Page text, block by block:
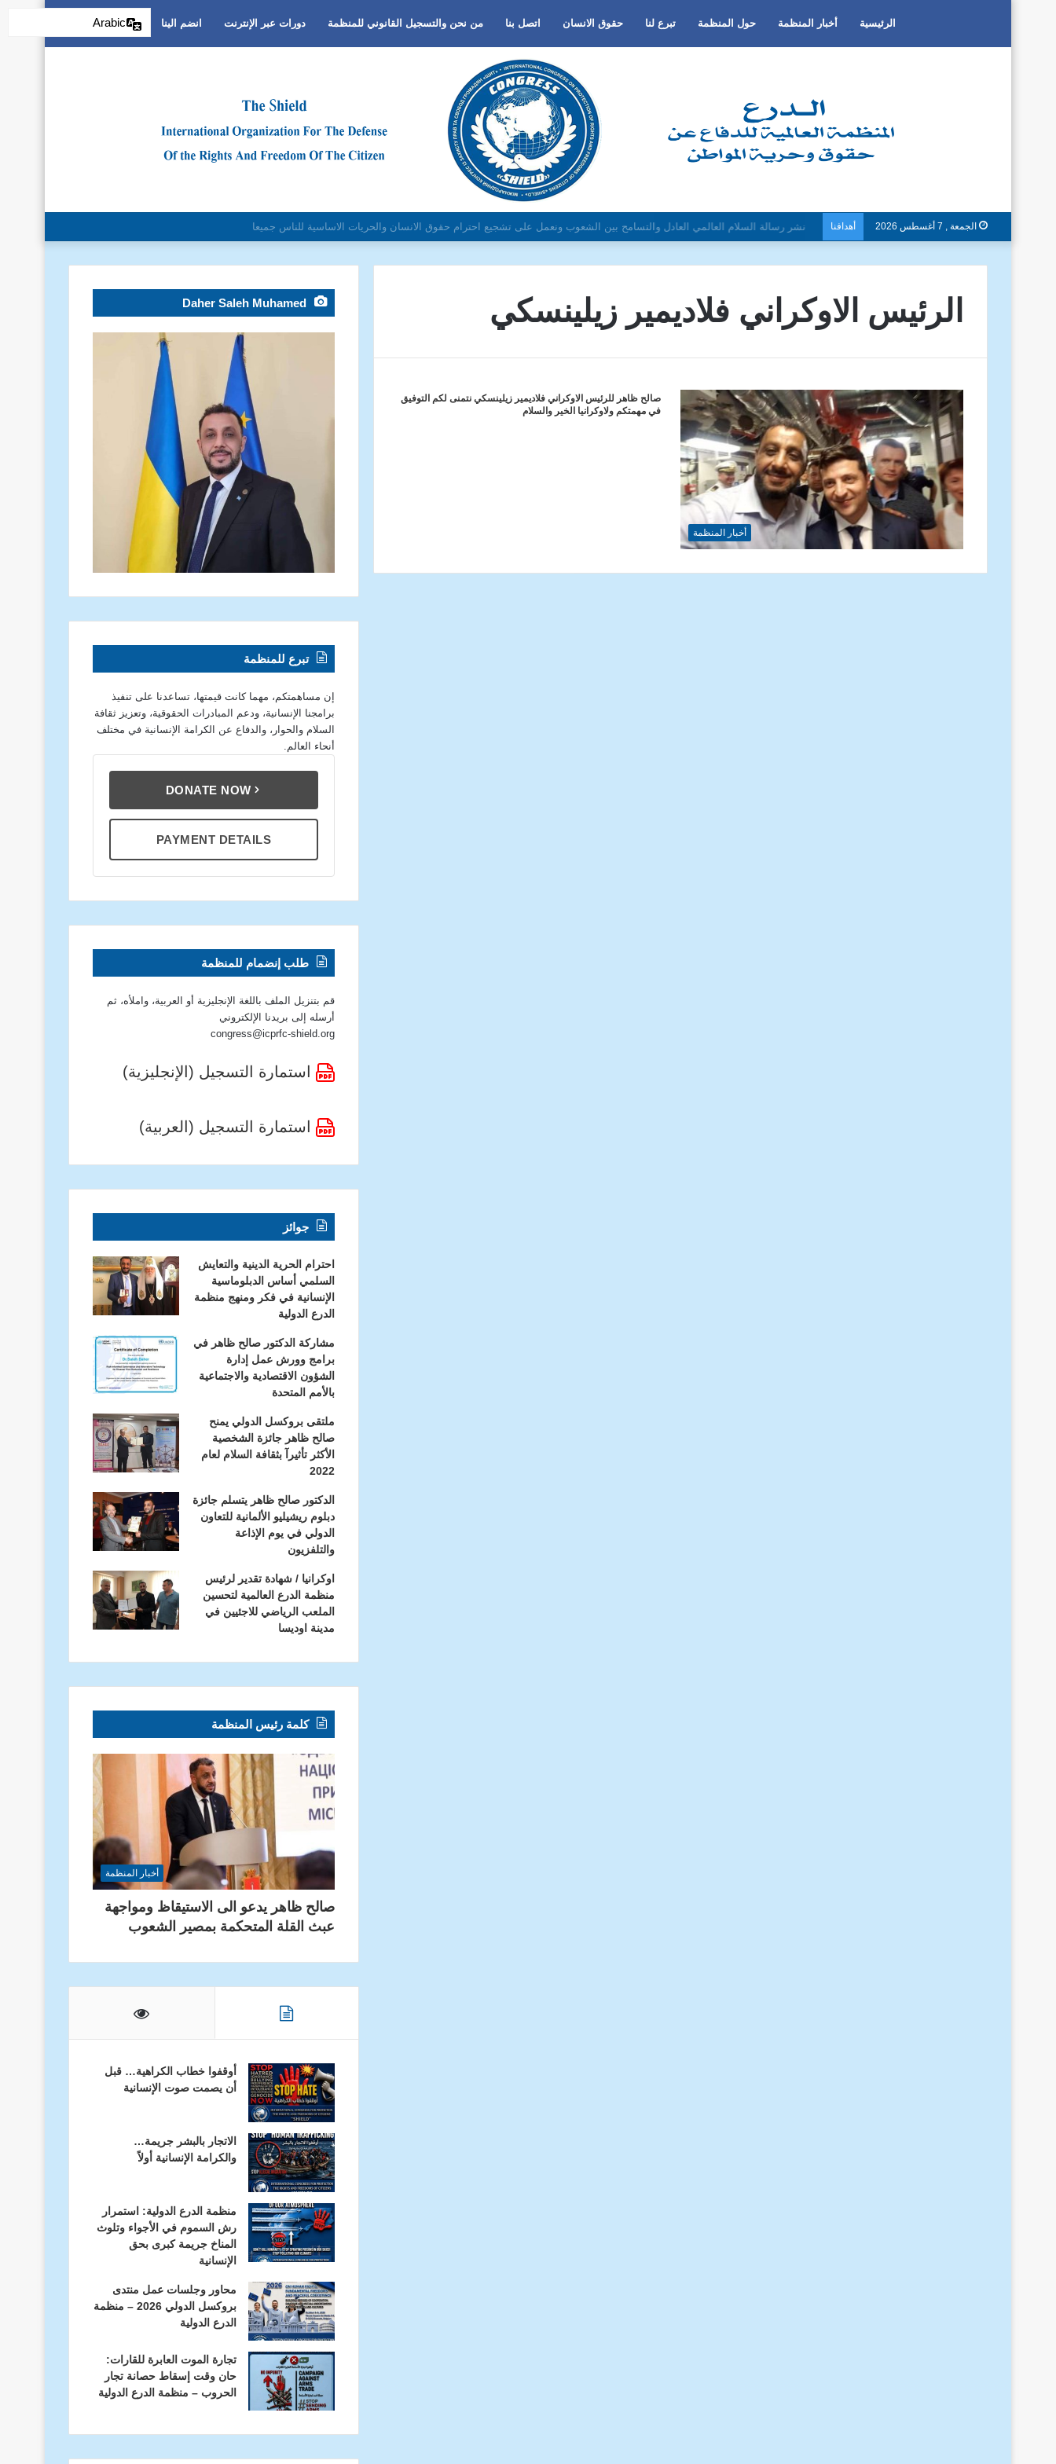
الرئيسية أخبار المنظمة حول المنظمة تبرع لنا حقوق الانسان اتصل بنا من نحن والتسجيل القانوني للمنظمة دورات عبر الإنترنت انضم الينا
الجمعة , 7 أغسطس 2026 أهدافنا دون تمييز بسبب العرق او الجنس أو اللغة أو الدين وتفعيل لغة الحوار والتعايش السلمي ونبذ العنف والتطرف والتمييز العنصري
الرئيس الاوكراني فلاديمير زيلينسكي
أخبار المنظمة
صالح ظاهر للرئيس الاوكراني فلاديمير زيلينسكي نتمنى لكم التوفيق
في مهمتكم ولاوكرانيا الخير والسلام
Daher Saleh Muhamed
تبرع للمنظمة
إن مساهمتكم، مهما كانت قيمتها، تساعدنا على تنفيذ
برامجنا الإنسانية، ودعم المبادرات الحقوقية، وتعزيز ثقافة
السلام والحوار، والدفاع عن الكرامة الإنسانية في مختلف
أنحاء العالم.
DONATE NOW
PAYMENT DETAILS
طلب إنضمام للمنظمة
قم بتنزيل الملف باللغة الإنجليزية أو العربية، واملأه، ثم
أرسله إلى بريدنا الإلكتروني
congress@icprfc-shield.org
استمارة التسجيل (الإنجليزية)
استمارة التسجيل (العربية)
جوائز
احترام الحرية الدينية والتعايش
السلمي أساس الدبلوماسية
الإنسانية في فكر ومنهج منظمة
الدرع الدولية
مشاركة الدكتور صالح ظاهر في
برامج وورش عمل إدارة
الشؤون الاقتصادية والاجتماعية
بالأمم المتحدة
ملتقى بروكسل الدولي يمنح
صالح ظاهر جائزة الشخصية
الأكثر تأثيرآ بثقافة السلام لعام
2022
الدكتور صالح ظاهر يتسلم جائزة
دبلوم ريشيليو الألمانية للتعاون
الدولي في يوم الإذاعة
والتلفزيون
اوكرانيا / شهادة تقدير لرئيس
منظمة الدرع العالمية لتحسين
الملعب الرياضي للاجئيين في
مدينة اوديسا
كلمة رئيس المنظمة
أخبار المنظمة
صالح ظاهر يدعو الى الاستيقاظ ومواجهة
عبث القلة المتحكمة بمصير الشعوب
أوقفوا خطاب الكراهية… قبل
أن يصمت صوت الإنسانية
الاتجار بالبشر جريمة…
والكرامة الإنسانية أولاً
منظمة الدرع الدولية: استمرار
رش السموم في الأجواء وتلوث
المناخ جريمة كبرى بحق
الإنسانية
محاور وجلسات عمل منتدى
بروكسل الدولي 2026 – منظمة
الدرع الدولية
تجارة الموت العابرة للقارات:
حان وقت إسقاط حصانة تجار
الحروب – منظمة الدرع الدولية
Arabic